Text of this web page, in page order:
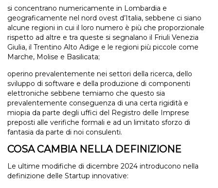
si concentrano numericamente in Lombardia e
geograficamente nel nord ovest d’Italia, sebbene ci siano
alcune regioni in cui il loro numero è più che proporzionale
rispetto ad altre e tra queste si segnalano il Friuli Venezia
Giulia, il Trentino Alto Adige e le regioni più piccole come
Marche, Molise e Basilicata;
operino prevalentemente nei settori della ricerca, dello
sviluppo di software e della produzione di componenti
elettroniche sebbene temiamo che questo sia
prevalentemente conseguenza di una certa rigidità e
miopia da parte degli uffici del Registro delle Imprese
preposti alle verifiche formali e ad un limitato sforzo di
fantasia da parte di noi consulenti.
COSA CAMBIA NELLA DEFINIZIONE
Le ultime modifiche di dicembre 2024 introducono nella
definizione delle Startup innovative: